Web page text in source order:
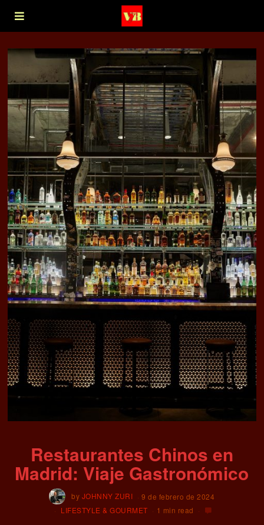
Restaurantes Chinos en
Madrid: Viaje Gastronómico
by JOHNNY ZURI
9 de febrero de 2024
LIFESTYLE & GOURMET
1 min read